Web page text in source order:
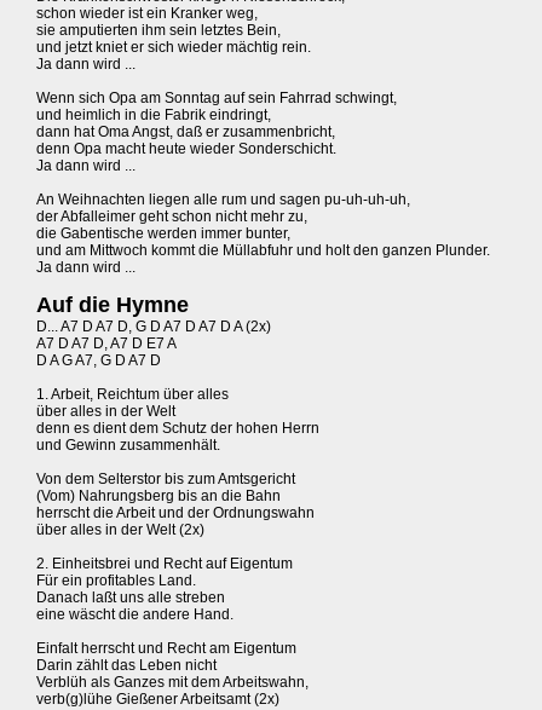
schon wieder ist ein Kranker weg,
sie amputierten ihm sein letztes Bein,
und jetzt kniet er sich wieder mächtig rein.
Ja dann wird ...
Wenn sich Opa am Sonntag auf sein Fahrrad schwingt,
und heimlich in die Fabrik eindringt,
dann hat Oma Angst, daß er zusammenbricht,
denn Opa macht heute wieder Sonderschicht.
Ja dann wird ...
An Weihnachten liegen alle rum und sagen pu-uh-uh-uh,
der Abfalleimer geht schon nicht mehr zu,
die Gabentische werden immer bunter,
und am Mittwoch kommt die Müllabfuhr und holt den ganzen Plunder.
Ja dann wird ...
Auf die Hymne
D... A7 D A7 D, G D A7 D A7 D A (2x)
A7 D A7 D, A7 D E7 A
D A G A7, G D A7 D
1. Arbeit, Reichtum über alles
über alles in der Welt
denn es dient dem Schutz der hohen Herrn
und Gewinn zusammenhält.
Von dem Selterstor bis zum Amtsgericht
(Vom) Nahrungsberg bis an die Bahn
herrscht die Arbeit und der Ordnungswahn
über alles in der Welt (2x)
2. Einheitsbrei und Recht auf Eigentum
Für ein profitables Land.
Danach laßt uns alle streben
eine wäscht die andere Hand.
Einfalt herrscht und Recht am Eigentum
Darin zählt das Leben nicht
Verblüh als Ganzes mit dem Arbeitswahn,
verb(g)lühe Gießener Arbeitsamt (2x)